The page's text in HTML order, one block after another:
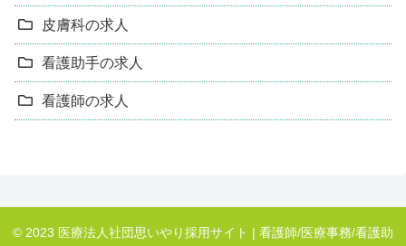
皮膚科の求人
看護助手の求人
看護師の求人
© 2023 医療法人社団思いやり採用サイト | 看護師/医療事務/看護助